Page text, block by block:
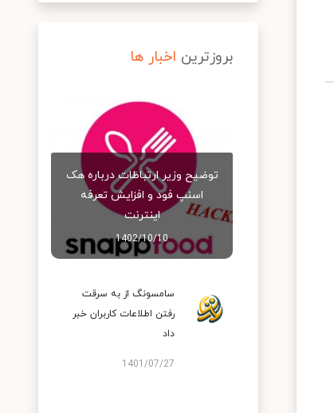
بروزترین اخبار ها
توضیح وزیر ارتباطات درباره هک
اسنپ‌ فود و افزایش تعرفه
اینترنت
1402/10/10
سامسونگ از به سرقت
رفتن اطلاعات کاربران خبر
داد
1401/07/27